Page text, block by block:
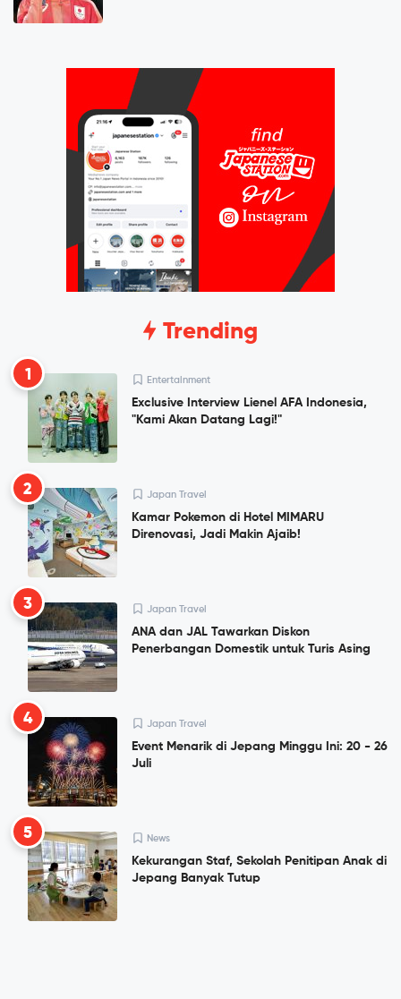
Trending
1 Entertainment
Exclusive Interview Lienel AFA Indonesia,
"Kami Akan Datang Lagi!"
2 Japan Travel
Kamar Pokemon di Hotel MIMARU
Direnovasi, Jadi Makin Ajaib!
3 Japan Travel
ANA dan JAL Tawarkan Diskon
Penerbangan Domestik untuk Turis Asing
4 Japan Travel
Event Menarik di Jepang Minggu Ini: 20 - 26
Juli
5 News
Kekurangan Staf, Sekolah Penitipan Anak di
Jepang Banyak Tutup